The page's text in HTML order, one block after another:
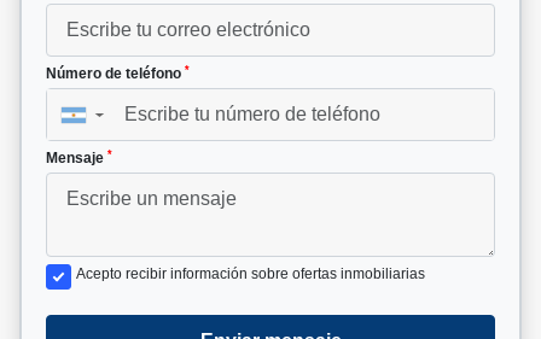
Número de teléfono *
▼
Mensaje *
Acepto recibir información sobre ofertas inmobiliarias